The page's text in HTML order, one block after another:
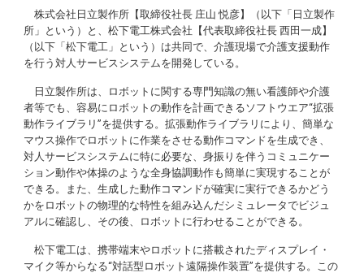
株式会社日立製作所【取締役社長 庄山 悦彦】（以下「日立製作
所」という）と、松下電工株式会社【代表取締役社長 西田一成】
（以下「松下電工」という）は共同で、介護現場で介護支援動作
を行う対人サービスシステムを開発している。
日立製作所は、ロボットに関する専門知識の無い看護師や介護
者等でも、容易にロボットの動作を計画できるソフトウエア“拡張
動作ライブラリ”を提供する。拡張動作ライブラリにより、簡単な
マウス操作でロボットに作業をさせる動作コマンドを生成でき、
対人サービスシステムに特に必要な、身振りを伴うコミュニケー
ション動作や体操のような全身協調動作も簡単に実現することが
できる。また、生成した動作コマンドが確実に実行できるかどう
かをロボットの物理的な特性を組み込んだシミュレータでビジュ
アルに確認し、その後、ロボットに行わせることができる。
松下電工は、携帯端末やロボットに搭載されたディスプレイ・
マイク等からなる“対話型ロボット遠隔操作装置”を提供する。この